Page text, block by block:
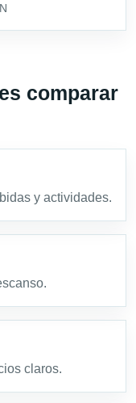
comparar
y actividades.
claros.